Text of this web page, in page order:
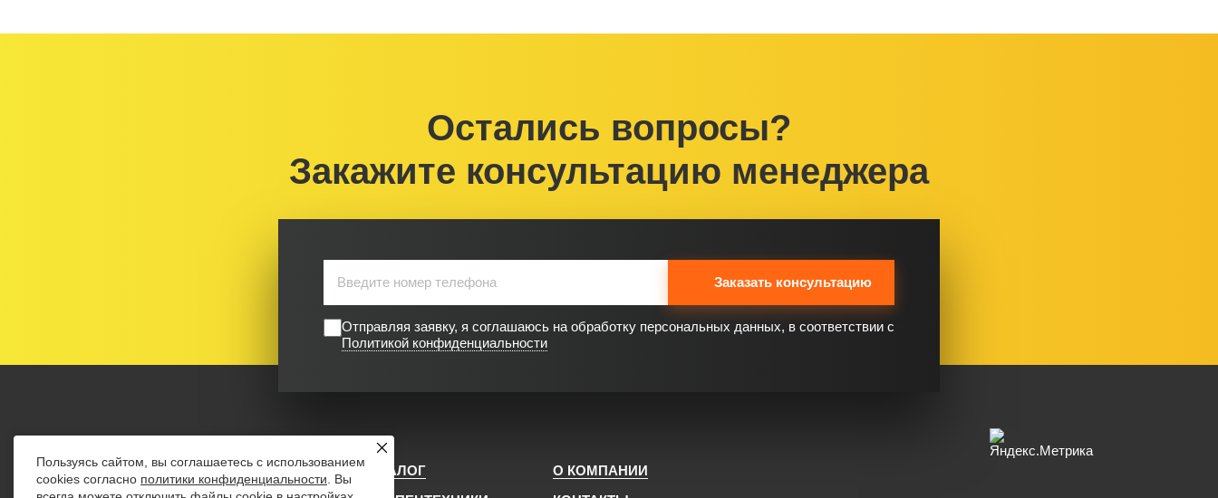
Остались вопросы?
Закажите консультацию менеджера
Заказать консультацию
Отправляя заявку, я соглашаюсь на обработку персональных данных, в соответствии с
Политикой конфиденциальности
KIKZAP
КАТАЛОГ
О КОМПАНИИ
Пользуясь сайтом, вы соглашаетесь с использованием
cookies согласно политики конфиденциальности . Вы